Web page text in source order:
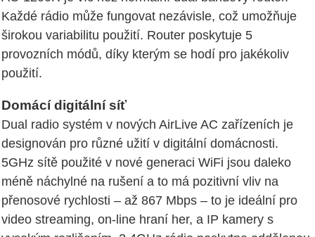
Každé rádio může fungovat nezávisle, což umožňuje
širokou variabilitu použití. Router poskytuje 5
provozních módů, díky kterým se hodí pro jakékoliv
použití.
Domácí digitální síť
Dual radio systém v nových AirLive AC zařízeních je
designován pro různé užití v digitální domácnosti.
5GHz sítě použité v nové generaci WiFi jsou daleko
méně náchylné na rušení a to má pozitivní vliv na
přenosové rychlosti – až 867 Mbps – to je ideální pro
video streaming, on-line hraní her, a IP kamery s